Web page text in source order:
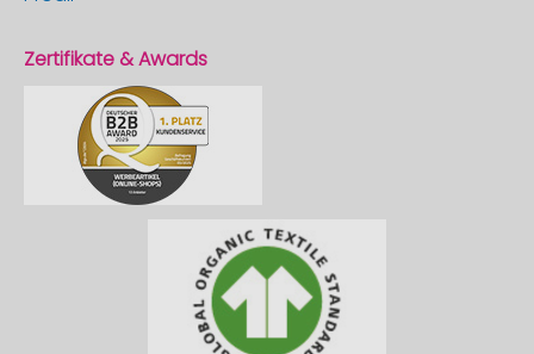
Zertifikate & Awards